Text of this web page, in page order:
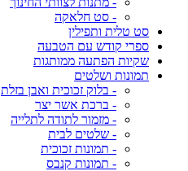
- סט חלאקה
סט טלית ותפילין
ספרי קודש עם הטבעה
שקיות הפתעה ממותגות
תמונות ושלטים
- בלוק זכוכית ואבן בזלת
- ברכת אשר יצר
- מזמור לתודה לתלייה
- שלטים לבית
- תמונות זכוכית
- תמונות קנבס